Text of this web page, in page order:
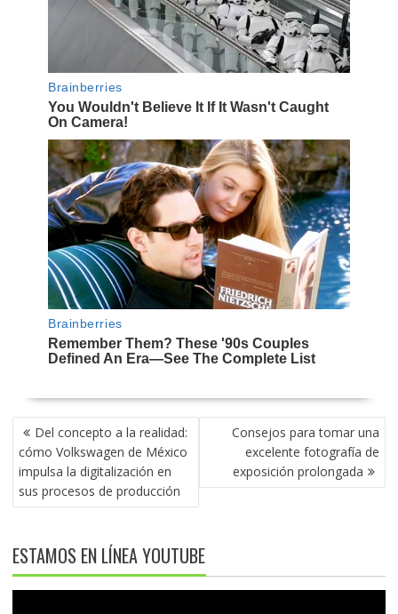
NAVEGACIÓN
DE
ENTRADAS
Del concepto a la realidad:
cómo Volkswagen de México
impulsa la digitalización en
sus procesos de producción
Consejos para tomar una
excelente fotografía de
exposición prolongada
ESTAMOS EN LÍNEA YOUTUBE